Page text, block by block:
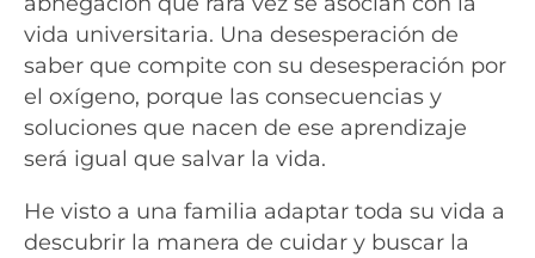
vida universitaria. Una desesperación de
saber que compite con su desesperación por
el oxígeno, porque las consecuencias y
soluciones que nacen de ese aprendizaje
será igual que salvar la vida.
He visto a una familia adaptar toda su vida a
descubrir la manera de cuidar y buscar la